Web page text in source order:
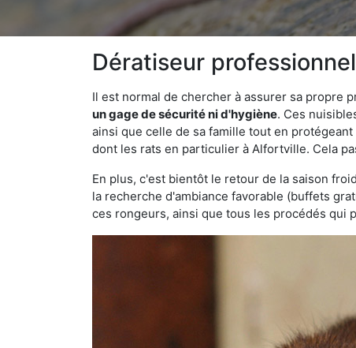
Dératiseur
Il est normal de chercher à assurer sa propre
un gage de sécurité ni d'hygiène. Ces
ainsi que celle de sa famille tout en
dont les rats en particulier à Alfortville. Cela
En plus, c'est bientôt le retour de la saison
la recherche d'ambiance favorable (buffets
ces rongeurs, ainsi que tous les procédés qui